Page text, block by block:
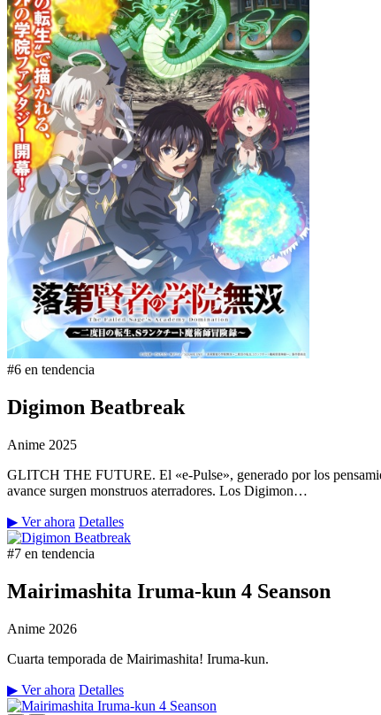
#6 en tendencia
Digimon Beatbreak
Anime 2025
GLITCH THE FUTURE. El «e-Pulse», generado por los
avance surgen monstruos aterradores. Los Digimon…
▶ Ver ahora Detalles
#7 en tendencia
Mairimashita Iruma-kun 4 Seanson
Anime 2026
Cuarta temporada de Mairimashita! Iruma-kun.
▶ Ver ahora Detalles